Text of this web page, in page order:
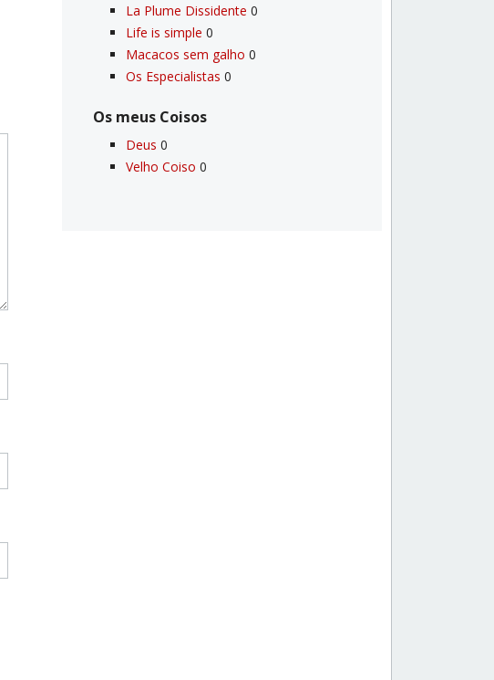
La Plume Dissidente 0
Life is simple 0
Macacos sem galho 0
Os Especialistas 0
Os meus Coisos
Deus 0
Velho Coiso 0